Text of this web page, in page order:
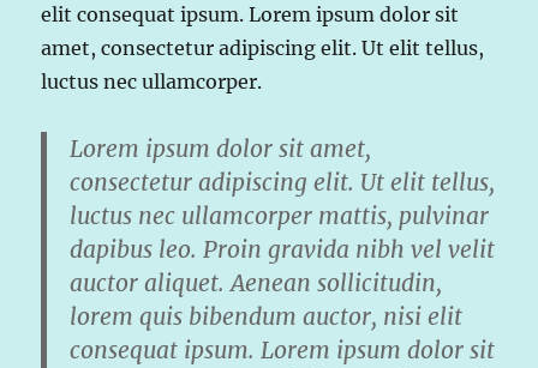
elit consequat ipsum. Lorem ipsum dolor sit
amet, consectetur adipiscing elit. Ut elit tellus,
luctus nec ullamcorper.
Lorem ipsum dolor sit amet,
consectetur adipiscing elit. Ut elit tellus,
luctus nec ullamcorper mattis, pulvinar
dapibus leo. Proin gravida nibh vel velit
auctor aliquet. Aenean sollicitudin,
lorem quis bibendum auctor, nisi elit
consequat ipsum. Lorem ipsum dolor sit